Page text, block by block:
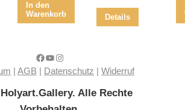
In den
Warenkorb
Details
Facebook YouTube Instagram
| AGB | Datenschutz | Widerruf
Alle Rechte